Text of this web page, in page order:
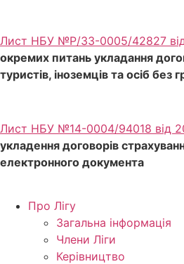
Лист НБУ №Р/33-0005/42827
окремих питань укладання
туристів, іноземців та осіб без
Лист НБУ №14-0004/94018 від
укладення договорів
електронного документа
Про Лігу
Загальна інформація
Члени Ліги
Керівництво